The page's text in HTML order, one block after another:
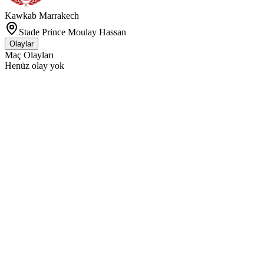
Kawkab Marrakech
Stade Prince Moulay Hassan
Olaylar
Maç Olayları
Henüz olay yok